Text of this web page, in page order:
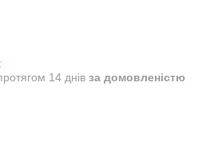
14 днів за домовленістю